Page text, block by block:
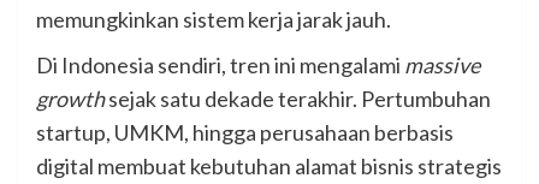
memungkinkan sistem kerja jarak jauh.
Di Indonesia sendiri, tren ini mengalami massive
growthsejak satu dekade terakhir. Pertumbuhan
startup, UMKM, hingga perusahaan berbasis
digital membuat kebutuhan alamat bisnis strategis